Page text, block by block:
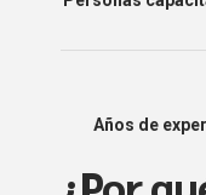
Años de